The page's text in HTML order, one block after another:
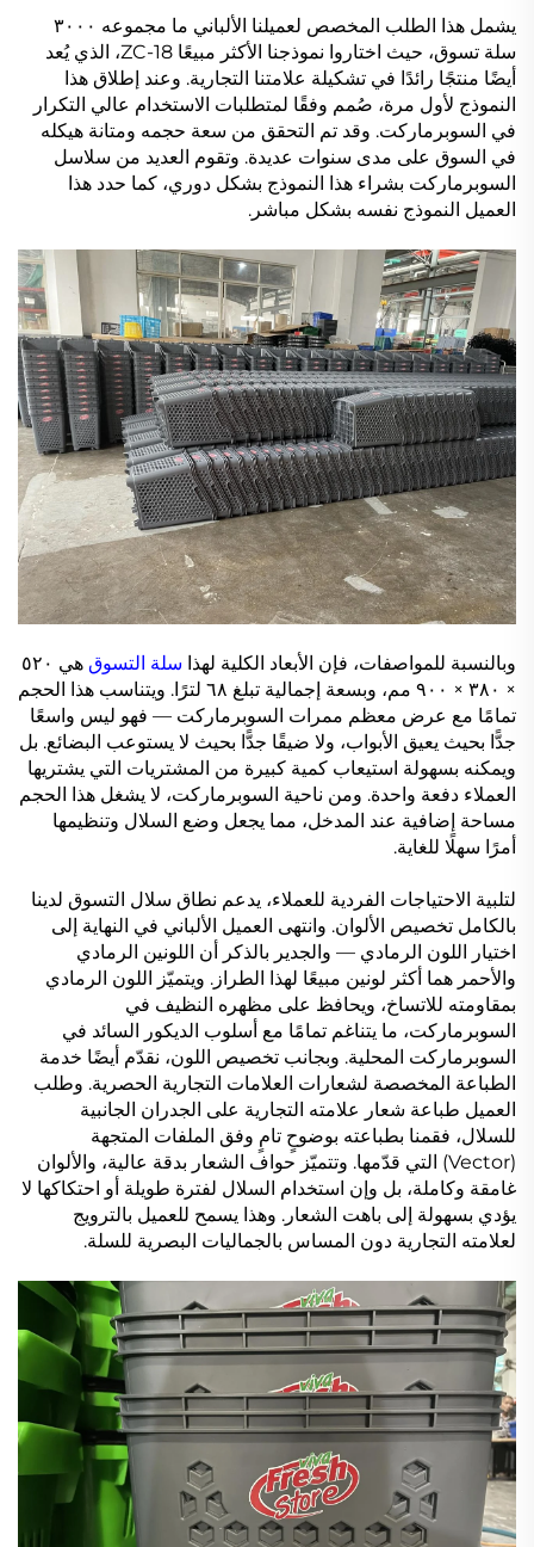
يشمل هذا الطلب المخصص لعميلنا الألباني ما مجموعه ٣٠٠٠
سلة تسوق، حيث اختاروا نموذجنا الأكثر مبيعًا ZC-18، الذي يُعد
أيضًا منتجًا رائدًا في تشكيلة علامتنا التجارية. وعند إطلاق هذا
النموذج لأول مرة، صُمم وفقًا لمتطلبات الاستخدام عالي التكرار
في السوبرماركت. وقد تم التحقق من سعة حجمه ومتانة هيكله
في السوق على مدى سنوات عديدة. وتقوم العديد من سلاسل
السوبرماركت بشراء هذا النموذج بشكل دوري، كما حدد هذا
العميل النموذج نفسه بشكل مباشر.
وبالنسبة للمواصفات، فإن الأبعاد الكلية لهذا سلة التسوق
هي ٥٢٠
× ٣٨٠ × ٩٠٠ مم، وبسعة إجمالية تبلغ ٦٨ لترًا. ويتناسب هذا الحجم
تمامًا مع عرض معظم ممرات السوبرماركت — فهو ليس واسعًا
جدًّا بحيث يعيق الأبواب، ولا ضيقًا جدًّا بحيث لا يستوعب البضائع. بل
ويمكنه بسهولة استيعاب كمية كبيرة من المشتريات التي يشتريها
العملاء دفعة واحدة. ومن ناحية السوبرماركت، لا يشغل هذا الحجم
مساحة إضافية عند المدخل، مما يجعل وضع السلال وتنظيمها
أمرًا سهلًا للغاية.
لتلبية الاحتياجات الفردية للعملاء، يدعم نطاق سلال التسوق لدينا
بالكامل تخصيص الألوان. وانتهى العميل الألباني في النهاية إلى
اختيار اللون الرمادي — والجدير بالذكر أن اللونين الرمادي
والأحمر هما أكثر لونين مبيعًا لهذا الطراز. ويتميّز اللون الرمادي
بمقاومته للاتساخ، ويحافظ على مظهره النظيف في
السوبرماركت، ما يتناغم تمامًا مع أسلوب الديكور السائد في
السوبرماركت المحلية. وبجانب تخصيص اللون، نقدّم أيضًا خدمة
الطباعة المخصصة لشعارات العلامات التجارية الحصرية. وطلب
العميل طباعة شعار علامته التجارية على الجدران الجانبية
للسلال، فقمنا بطباعته بوضوحٍ تامٍ وفق الملفات المتجهة
(Vector) التي قدّمها. وتتميّز حواف الشعار بدقة عالية، والألوان
غامقة وكاملة، بل وإن استخدام السلال لفترة طويلة أو احتكاكها لا
يؤدي بسهولة إلى باهت الشعار. وهذا يسمح للعميل بالترويج
لعلامته التجارية دون المساس بالجماليات البصرية للسلة.